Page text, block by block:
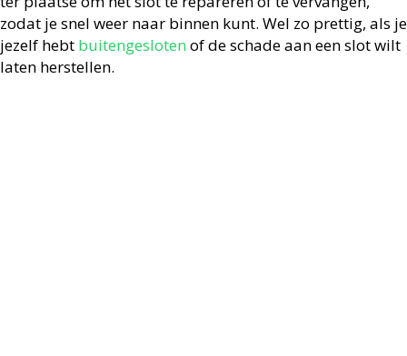
zodat je snel weer naar binnen kunt. Wel zo prettig, als je
jezelf hebt buitengeslotenof de schade aan een slot wilt
laten herstellen.